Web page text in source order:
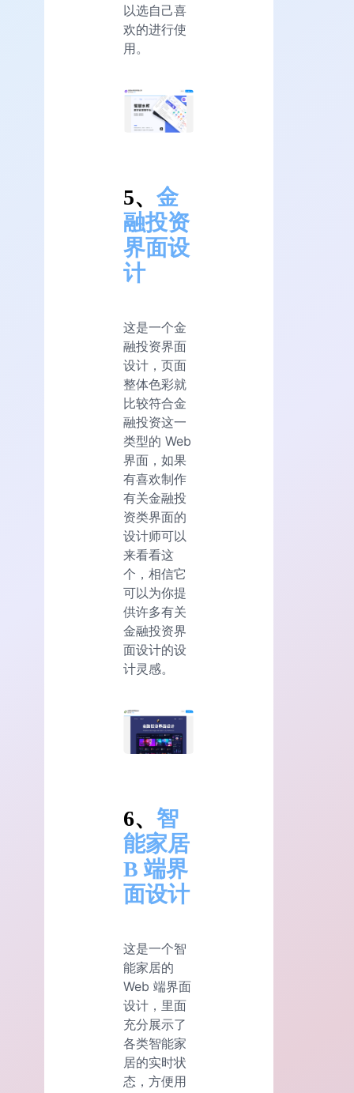
以选自己喜
欢的进行使
用。
5、 金
融投资
界面设
计
这是一个金
融投资界面
设计，页面
整体色彩就
比较符合金
融投资这一
类型的 Web
界面，如果
有喜欢制作
有关金融投
资类界面的
设计师可以
来看看这
个，相信它
可以为你提
供许多有关
金融投资界
面设计的设
计灵感。
6、 智
能家居
B 端界
面设计
这是一个智
能家居的
Web 端界面
设计，里面
充分展示了
各类智能家
居的实时状
态，方便用